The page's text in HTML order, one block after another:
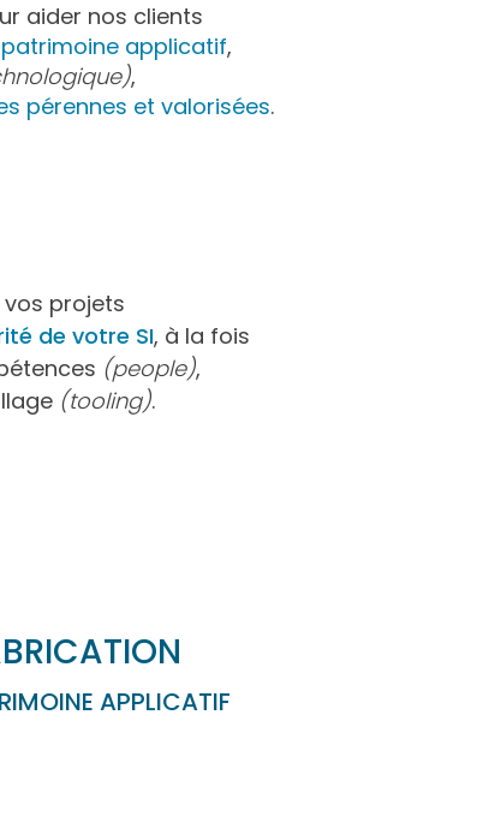
aider nos clients
applicatif,
,
pérennes et valorisées.
projets
de votre SI, à la fois
(people),
(tooling).
APPLICATIF